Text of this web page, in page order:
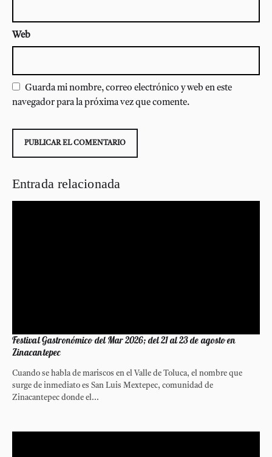
Web
Guarda mi nombre, correo electrónico y web en este
navegador para la próxima vez que comente.
Entrada relacionada
Festival Gastronómico del Mar 2026; del 21 al 23 de agosto en
Zinacantepec
Cuando se habla de mariscos en el Valle de Toluca, el nombre que
surge de inmediato es San Luis Mextepec, comunidad de
Zinacantepec donde el...